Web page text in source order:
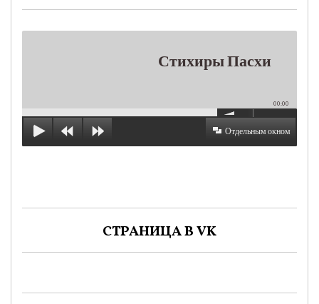
Стихиры Пасхи
00:00
Отдельным окном
СТРАНИЦА В VK